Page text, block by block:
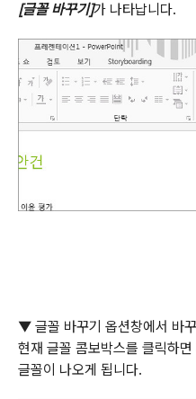
[글꼴 바꾸기]가 나타납니다.
▼ 글꼴 바꾸기 옵션창에서 바
현재 글꼴 콤보박스를 클릭하
글꼴이 나오게 됩니다.